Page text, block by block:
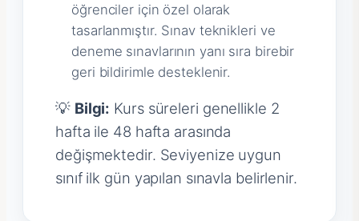
öğrenciler için özel olarak
tasarlanmıştır. Sınav teknikleri ve
deneme sınavlarının yanı sıra birebir
geri bildirimle desteklenir.
💡 Bilgi: Kurs süreleri genellikle 2
hafta ile 48 hafta arasında
değişmektedir. Seviyenize uygun
sınıf ilk gün yapılan sınavla belirlenir.